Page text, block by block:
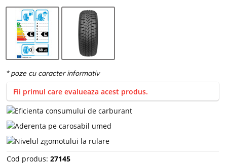
Fii primul care evalueaza acest produs.
Cod produs: 27145